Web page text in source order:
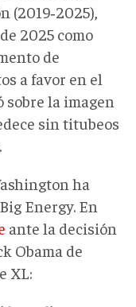
(2019‑2025),
2025 como
de
a favor en el
sobre la imagen
sin titubeos
ha
Energy. En
ante la decisión
Obama de
XL: